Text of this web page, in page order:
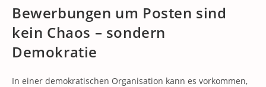
Bewerbungen um Posten sind
kein Chaos – sondern
Demokratie
In einer demokratischen Organisation kann es vorkommen,